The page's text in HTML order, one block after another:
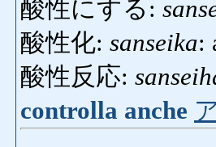
酸性にする:
酸性化: sanseika:
酸性反応:
controlla anche